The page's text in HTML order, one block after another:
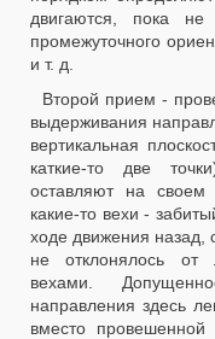
двигаются, пока не
промежуточного
и т. д.
Второй прием -
выдерживания
вертикальная
каткие-то две
оставляют на своем
какие-то вехи -
ходе движения назад,
не отклонялось от
вехами.
направления здесь
вместо